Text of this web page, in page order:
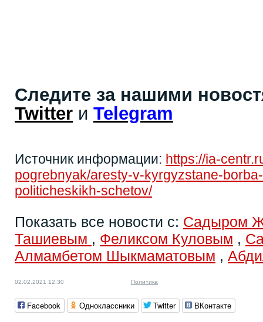
Следите за нашими
Twitter и Telegram
Источник информации: https://ia-
pogrebnyak/aresty-v-kyrgyzstane-
politicheskikh-schetov/
Показать все новости с: Садыром
Ташиевым , Феликсом Куловым ,
Алмамбетом Шыкмаматовым ,
02.02.2021 12:30 Политика
Facebook Одноклассники Twitter ВКонтакте